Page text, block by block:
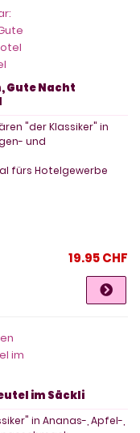
Gute Nacht
"der Klassiker" in
und
fürs Hotelgewerbe
19.95 CHF
im Säckli
in Ananas-, Apfel-,